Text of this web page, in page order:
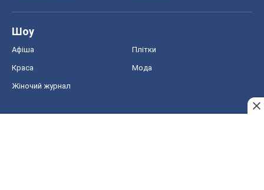
Шоу
Афіша Плітки
Краса Мода
Жіночий журнал